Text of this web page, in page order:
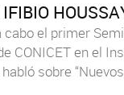
cabo el primer
CONICET en el
sobre